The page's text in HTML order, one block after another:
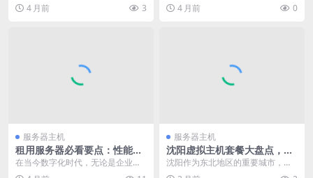
y这样的标识。对于...
4 月前 3
新，建材行业也不例外...
4 月前 0
服务器主机
租用服务器必看要点：性能、
安全、服务与价格全解析
在当今数字化时代，无论是企业开
展业务还是个人进行项目开发，租
服务器主机
沈阳虚拟主机套餐大盘点，多
种选择满足不同需求
沈阳作为东北地区的重要城市，在
互联网发展的浪潮中，众多企业和